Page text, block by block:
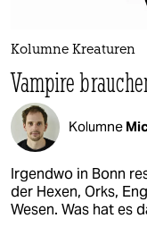
Kolumne Kreaturen
Vampire
Kolumne
Irgendwo in Bonn
der Hexen, Orks,
Wesen. Was hat es